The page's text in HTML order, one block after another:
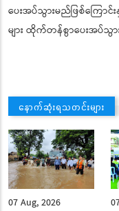
ပေးအပ်သွားမည်ဖြစ်ကြေ
များ ထိုက်တန်စွာပေးအပ်သွ
နောက်ဆုံးရသတင်းများ
07 Aug, 2026